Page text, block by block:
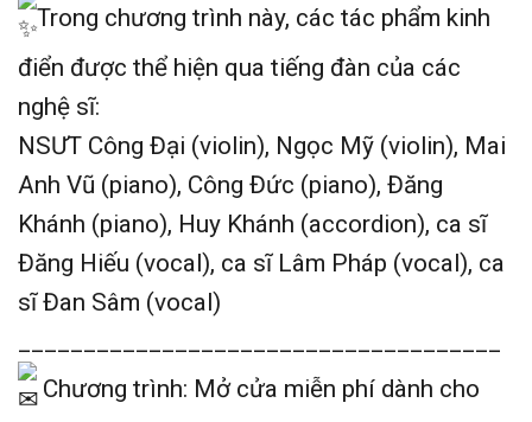
Trong chương trình này, các tác phẩm kinh
điển được thể hiện qua tiếng đàn của các
nghệ sĩ:
NSƯT Công Đại (violin), Ngọc Mỹ (violin), Mai
Anh Vũ (piano), Công Đức (piano), Đăng
Khánh (piano), Huy Khánh (accordion), ca sĩ
Đăng Hiếu (vocal), ca sĩ Lâm Pháp (vocal), ca
sĩ Đan Sâm (vocal)
Chương trình: Mở cửa miễn phí dành cho